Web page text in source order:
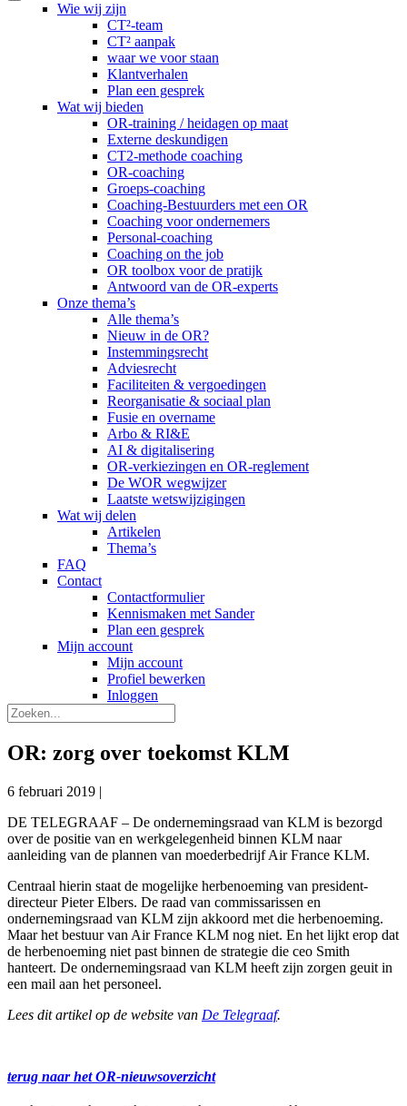
Wie wij zijn
CT²-team
CT² aanpak
waar we voor staan
Klantverhalen
Plan een gesprek
Wat wij bieden
OR-training / heidagen op maat
Externe deskundigen
CT2-methode coaching
OR-coaching
Groeps-coaching
Coaching-Bestuurders met een OR
Coaching voor ondernemers
Personal-coaching
Coaching on the job
OR toolbox voor de pratijk
Antwoord van de OR-experts
Onze thema’s
Alle thema’s
Nieuw in de OR?
Instemmingsrecht
Adviesrecht
Faciliteiten & vergoedingen
Reorganisatie & sociaal plan
Fusie en overname
Arbo & RI&E
AI & digitalisering
OR-verkiezingen en OR-reglement
De WOR wegwijzer
Laatste wetswijzigingen
Wat wij delen
Artikelen
Thema’s
FAQ
Contact
Contactformulier
Kennismaken met Sander
Plan een gesprek
Mijn account
Mijn account
Profiel bewerken
Inloggen
OR: zorg over toekomst KLM
6 februari 2019 |
DE TELEGRAAF – De ondernemingsraad van KLM is bezorgd
over de positie van en werkgelegenheid binnen KLM naar
aanleiding van de plannen van moederbedrijf Air France KLM.
Centraal hierin staat de mogelijke herbenoeming van president-
directeur Pieter Elbers. De raad van commissarissen en
ondernemingsraad van KLM zijn akkoord met die herbenoeming.
Maar het bestuur van Air France KLM nog niet. En het lijkt erop dat
de herbenoeming niet past binnen de strategie die ceo Smith
hanteert. De ondernemingsraad van KLM heeft zijn zorgen geuit in
een mail aan het personeel.
Lees dit artikel op de website van De Telegraaf.
terug naar het OR-nieuwsoverzicht